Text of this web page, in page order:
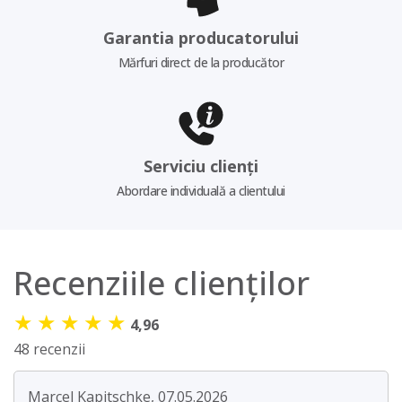
Garantia producatorului
Mărfuri direct de la producător
Serviciu clienți
Abordare individuală a clientului
Recenziile clienților
★ ★ ★ ★ ★ 4,96
48 recenzii
Marcel Kapitschke, 07.05.2026